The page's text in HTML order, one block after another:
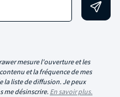
mesure l'ouverture et les
et la fréquence de mes
la liste de diffusion. Je peux
me désinscrire. En savoir plus.